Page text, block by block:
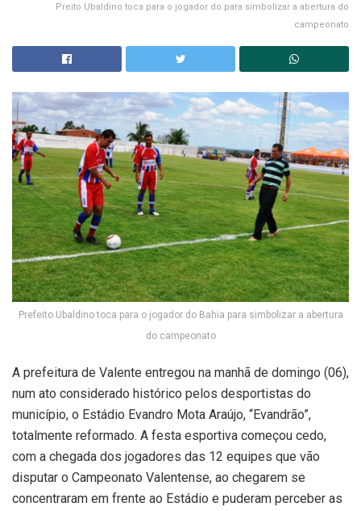
Preito Ubaldino toca para o jogador do para simbolizar a abertura do
campeonato
Prefeito Ubaldino toca para o jogador do Bahia para simbolizar a abertura
do campeonato
A prefeitura de Valente entregou na manhã de domingo (06),
num ato considerado histórico pelos desportistas do
município, o Estádio Evandro Mota Araújo, “Evandrão”,
totalmente reformado. A festa esportiva começou cedo,
com a chegada dos jogadores das 12 equipes que vão
disputar o Campeonato Valentense, ao chegarem se
concentraram em frente ao Estádio e puderam perceber as